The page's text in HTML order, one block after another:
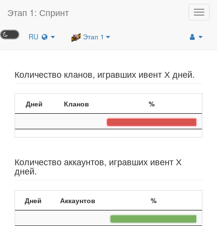
Этап 1: Спринт
RU Этап 1
Количество кланов, игравших ивент Х дней.
Дней Кланов %
Количество аккаунтов, игравших ивент Х
дней.
Дней Аккаунтов %